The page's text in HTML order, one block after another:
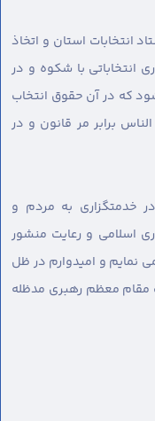
انتخابات استان و اتخاذ
انتخاباتی با شکوه و در
که در آن حقوق انتخاب
برابر مر قانون و در
خدمتگزاری به مردم و
اسلامی و رعایت منشور
نمایم و امیدوارم در ظل
معظم رهبری مدظله